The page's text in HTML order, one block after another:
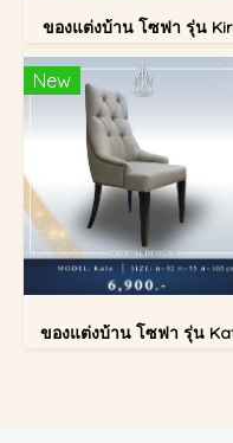
ของแต่งบ้าน โซฟา รุ่น
New
ของแต่งบ้าน โซฟา รุ่น